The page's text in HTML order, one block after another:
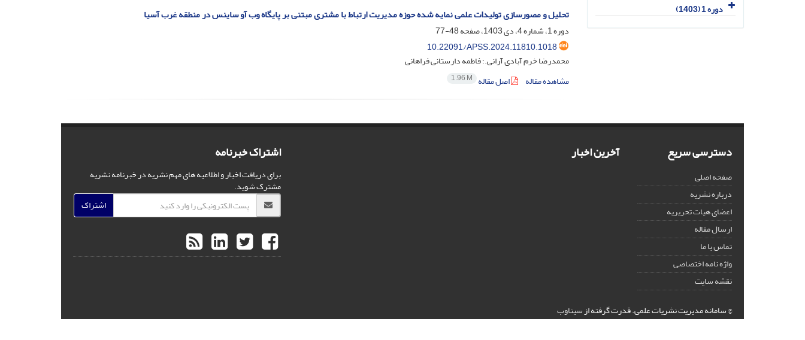
تحلیل و مصورسازی تولیدات علمی نمایه شده حوزه مدیریت ارتباط با مشتری مبتنی بر پایگاه وب آو ساینس در منطقه غرب آسیا
دوره 1، شماره 4، دی 1403، صفحه
48-77
10.22091/APSS.2024.11810.1018
محمدرضا خرم آبادی آرانی.؛ فاطمه دارستانی فراهانی
مشاهده مقاله
اصل مقاله 1.96 M
دوره 1 (1403)
دسترسی سریع
صفحه اصلی
درباره نشریه
اعضای هیات تحریریه
ارسال مقاله
تماس با ما
واژه نامه اختصاصی
نقشه سایت
آخرین اخبار اشتراک خبرنامه
برای دریافت اخبار و اطلاعیه های مهم نشریه در خبرنامه نشریه
مشترک شوید.
اشتراک
© سامانه مدیریت نشریات علمی.قدرت گرفته ازسیناوب